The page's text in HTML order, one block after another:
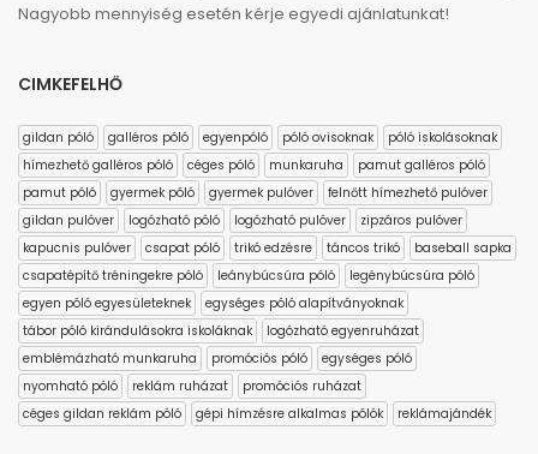
Nagyobb mennyiség esetén kérje egyedi ajánlatunkat!
CIMKEFELHŐ
gildan póló galléros póló egyenpóló póló ovisoknak
póló iskolásoknak
hímezhető galléros póló
céges póló munkaruha
pamut galléros póló
pamut póló
gyermek póló gyermek pulóver
felnőtt hímezhető pulóver
gildan pulóver
logózható póló logózható pulóver
zipzáros pulóver
kapucnis pulóver
csapat póló trikó edzésre táncos trikó
baseball sapka
csapatépítő tréningekre póló
leánybúcsúra póló
legénybúcsúra póló
egyen póló egyesületeknek
egységes póló alapítványoknak
tábor póló kirándulásokra iskoláknak
logózható egyenruházat
emblémázható munkaruha
promóciós póló
egységes póló
nyomható póló
reklám ruházat
promóciós ruházat
céges gildan reklám póló
gépi hímzésre alkalmas pólók reklámajándék